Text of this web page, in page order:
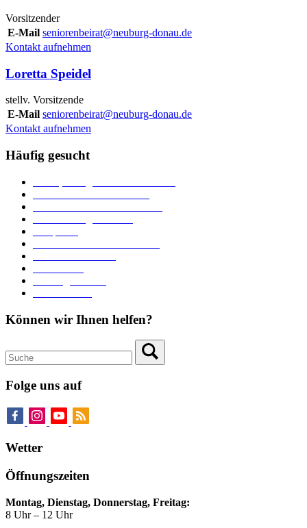
Vorsitzender
E-Mail seniorenbeirat@neuburg-donau.de
Kontakt aufnehmen
Loretta Speidel
stellv. Vorsitzende
E-Mail seniorenbeirat@neuburg-donau.de
Kontakt aufnehmen
Häufig gesucht
Können wir Ihnen helfen?
Folge uns auf
Wetter
Öffnungszeiten
Montag, Dienstag, Donnerstag, Freitag:
8 Uhr – 12 Uhr